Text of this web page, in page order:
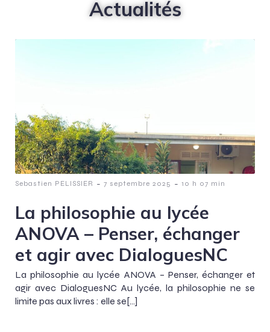
Actualités
Sebastien PELISSIER - 7 septembre 2025 - 10 h 07 min
La philosophie au lycée
ANOVA – Penser, échanger
et agir avec DialoguesNC
La philosophie au lycée ANOVA – Penser, échanger et
agir avec DialoguesNC Au lycée, la philosophie ne se
limite pas aux livres : elle se[…]